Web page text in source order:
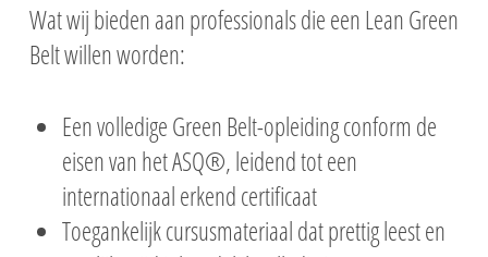
Wat wij bieden aan professionals die een Lean Green
Belt willen worden:
Een volledige Green Belt-opleiding conform de
eisen van het ASQ®, leidend tot een
internationaal erkend certificaat
Toegankelijk cursusmateriaal dat prettig leest en